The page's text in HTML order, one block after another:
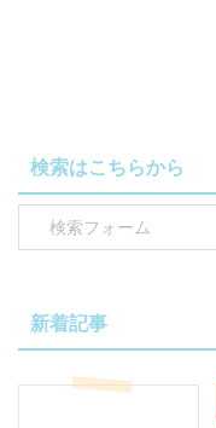
検索はこちらから
新着記事